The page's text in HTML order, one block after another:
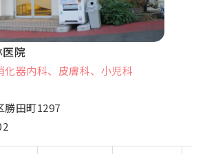
院
化器内科、皮膚科、小児科
勝田町1297